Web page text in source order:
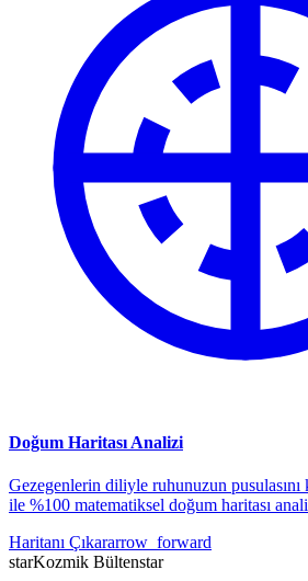
Doğum Haritası Analizi
Gezegenlerin diliyle ruhunuzun
ile %100 matematiksel doğum haritası
Haritanı Çıkararrow_forward
starKozmik Bültenstar